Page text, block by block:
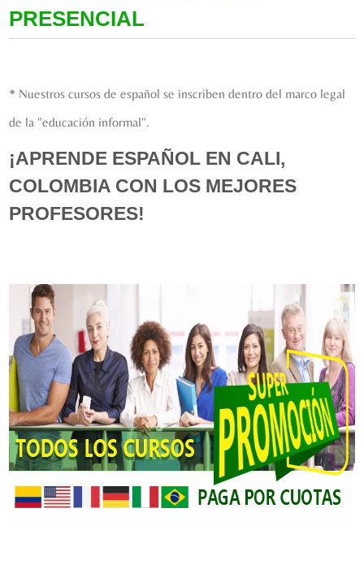
PRESENCIAL
* Nuestros cursos de español se inscriben dentro del marco legal
de la "educación informal".
¡APRENDE ESPAÑOL EN CALI,
COLOMBIA CON LOS MEJORES
PROFESORES!